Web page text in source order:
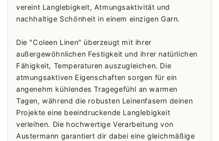
vereint Langlebigkeit, Atmungsaktivität und
nachhaltige Schönheit in einem einzigen Garn.
Die "Coleen Linen" überzeugt mit ihrer
außergewöhnlichen Festigkeit und ihrer natürlichen
Fähigkeit, Temperaturen auszugleichen. Die
atmungsaktiven Eigenschaften sorgen für ein
angenehm kühlendes Tragegefühl an warmen
Tagen, während die robusten Leinenfasern deinen
Projekte eine beeindruckende Langlebigkeit
verleihen. Die hochwertige Verarbeitung von
Austermann garantiert dir dabei eine gleichmäßige